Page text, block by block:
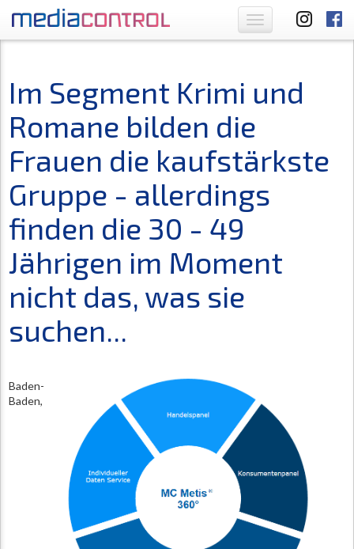
Toggle
navigation
Im Segment Krimi und
Romane bilden die
Frauen die kaufstärkste
Gruppe - allerdings
finden die 30 - 49
Jährigen im Moment
nicht das, was sie
suchen...
Baden-
Baden,